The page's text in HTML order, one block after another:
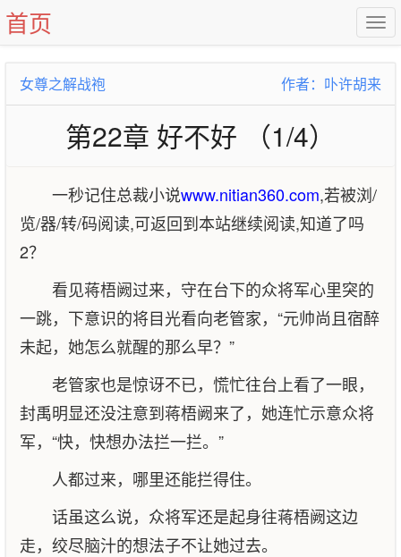
首页
女尊之解战袍 作者：卟许胡来
第22章 好不好 （1/4）
一秒记住总裁小说www.nitian360.com,若被浏/
览/器/转/码阅读,可返回到本站继续阅读,知道了吗
2？
看见蒋梧阙过来，守在台下的众将军心里突的
一跳，下意识的将目光看向老管家，“元帅尚且宿醉
未起，她怎么就醒的那么早？”
老管家也是惊讶不已，慌忙往台上看了一眼，
封禹明显还没注意到蒋梧阙来了，她连忙示意众将
军，“快，快想办法拦一拦。”
人都过来，哪里还能拦得住。
话虽这么说，众将军还是起身往蒋梧阙这边
走，绞尽脑汁的想法子不让她过去。